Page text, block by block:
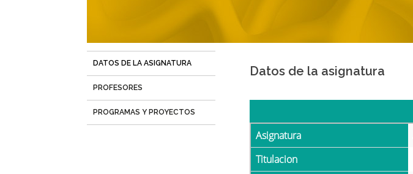
DATOS DE LA ASIGNATURA
activa)
PROFESORES
PROGRAMAS Y PROYECTOS
Datos de la asignatura
Asignatura
Titulacion